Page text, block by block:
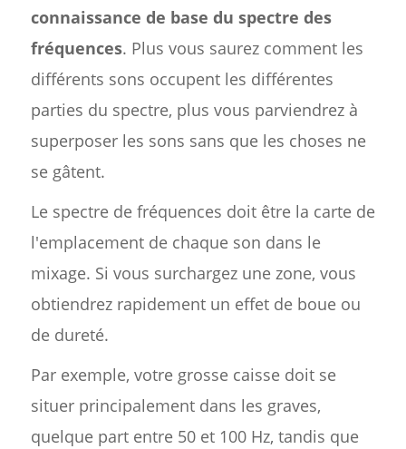
connaissance de base du spectre des
fréquences. Plus vous saurez comment les
différents sons occupent les différentes
parties du spectre, plus vous parviendrez à
superposer les sons sans que les choses ne
se gâtent.
Le spectre de fréquences doit être la carte de
l'emplacement de chaque son dans le
mixage. Si vous surchargez une zone, vous
obtiendrez rapidement un effet de boue ou
de dureté.
Par exemple, votre grosse caisse doit se
situer principalement dans les graves,
quelque part entre 50 et 100 Hz, tandis que